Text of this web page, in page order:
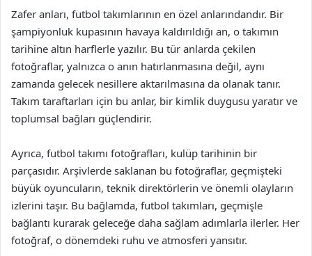
Zafer anları, futbol takımlarının en özel anlarındandır. Bir
şampiyonluk kupasının havaya kaldırıldığı an, o takımın
tarihine altın harflerle yazılır. Bu tür anlarda çekilen
fotoğraflar, yalnızca o anın hatırlanmasına değil, aynı
zamanda gelecek nesillere aktarılmasına da olanak tanır.
Takım taraftarları için bu anlar, bir kimlik duygusu yaratır ve
toplumsal bağları güçlendirir.
Ayrıca, futbol takımı fotoğrafları, kulüp tarihinin bir
parçasıdır. Arşivlerde saklanan bu fotoğraflar, geçmişteki
büyük oyuncuların, teknik direktörlerin ve önemli olayların
izlerini taşır. Bu bağlamda, futbol takımları, geçmişle
bağlantı kurarak geleceğe daha sağlam adımlarla ilerler. Her
fotoğraf, o dönemdeki ruhu ve atmosferi yansıtır.